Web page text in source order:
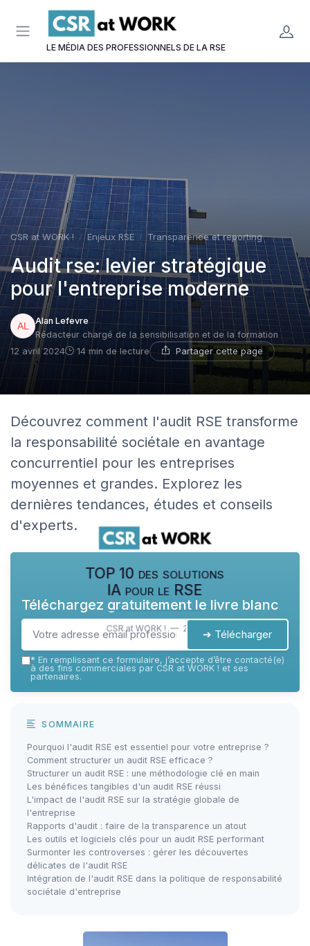
LE MÉDIA DES PROFESSIONNELS DE LA RSE
CSR at WORK ! Enjeux RSE Transparence et reporting
Audit rse: levier stratégique
pour l'entreprise moderne
Alan Lefevre
Rédacteur chargé de la sensibilisation et de la formation
12 avril 2024
14 min de lecture Partager cette page
Découvrez comment l'audit RSE transforme
la responsabilité sociétale en avantage
concurrentiel pour les entreprises
moyennes et grandes. Explorez les
dernières tendances, études et conseils
d'experts.
TOP 10 des solutions
IA pour le RSE
CSR at WORK ! — 2026
Téléchargez gratuitement le livre blanc
➔ Télécharger
* En remplissant ce formulaire, j’accepte d’être contacté(e)
à des fins commerciales par CSR at WORK ! et ses
partenaires.
SOMMAIRE
Pourquoi l'audit RSE est essentiel pour votre entreprise ?
Comment structurer un audit RSE efficace ?
Structurer un audit RSE : une méthodologie clé en main
Les bénéfices tangibles d'un audit RSE réussi
L'impact de l'audit RSE sur la stratégie globale de
l'entreprise
Rapports d'audit : faire de la transparence un atout
Les outils et logiciels clés pour un audit RSE performant
Surmonter les controverses : gérer les découvertes
délicates de l'audit RSE
Intégration de l'audit RSE dans la politique de responsabilité
sociétale d'entreprise
Panneau de gestion des cookies